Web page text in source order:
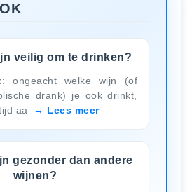
veilig om te drinken?
ongeacht welke wijn (of
drank) je ook drinkt,
aa
Lees meer
gezonder dan andere
wijnen?